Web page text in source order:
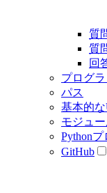
質
質
回
プログ
パス
基本的
モジュ
Python
GitHub